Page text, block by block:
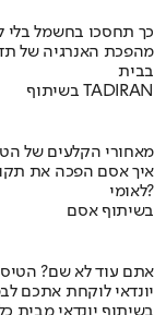
כך תחסכו בחשמל בלי
מהפכת האנרגיה של
בבית
בשיתוף TADIRAN
מאחורי הקלעים של
לאומי?
בשיתוף אסם
אתם עוד לא שם?
יונדאי לוקחת אתכם